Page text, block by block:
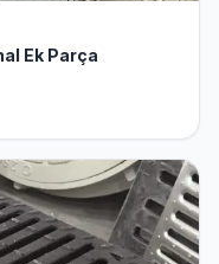
Ek Parça